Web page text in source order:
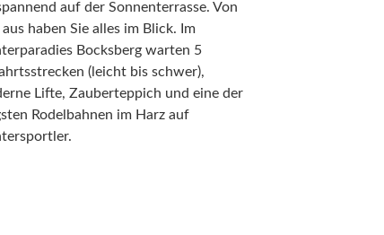
auf der Sonnenterrasse. Von
aus haben Sie alles im Blick. Im
Bocksberg warten 5
(leicht bis schwer),
Lifte, Zauberteppich und eine der
Rodelbahnen im Harz auf